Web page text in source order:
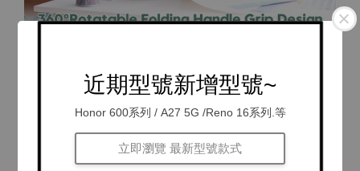
近期型號新增型號~
Honor 600系列 / A27 5G /Reno 16系列.等
立即瀏覽 最新型號款式